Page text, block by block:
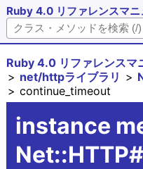
Ruby 4.0 リファレンスマニ
Ruby 4.0 リファレンスマ
net/httpライブラリ
continue_timeout
instance